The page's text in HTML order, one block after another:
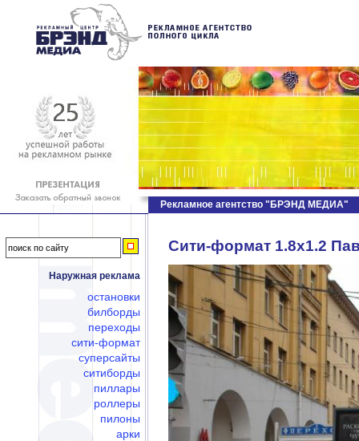
Наружная реклама
остановки
билборды
переходы
сити-формат
суперсайты
ситиборды
пиллары
роллеры
пилоны
арки
Рекламное агентство "БРЭНД МЕДИА"
Сити-формат 1.8х1.2